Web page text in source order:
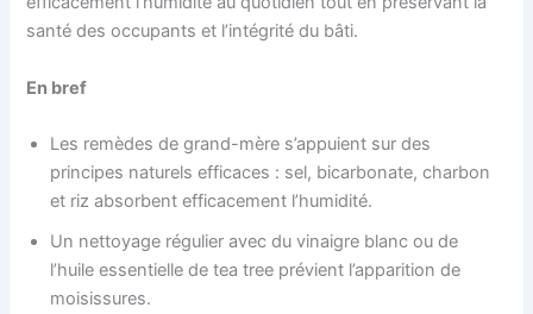
santé des occupants et l’intégrité du bâti.
En bref
Les remèdes de grand-mère s’appuient sur des
principes naturels efficaces : sel, bicarbonate, charbon
et riz absorbent efficacement l’humidité.
Un nettoyage régulier avec du vinaigre blanc ou de
l’huile essentielle de tea tree prévient l’apparition de
moisissures.